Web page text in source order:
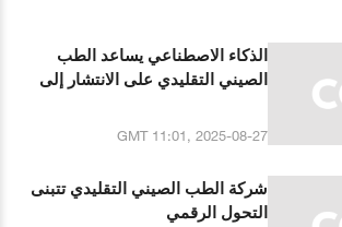
الذكاء الاصطناعي يساعد الطب
الصيني التقليدي على الانتشار إلى
GMT 11:01, 2025-08-27
شركة الطب الصيني التقليدي تتبنى
التحول الرقمي